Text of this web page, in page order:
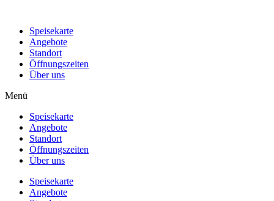
Speisekarte
Angebote
Standort
Öffnungszeiten
Über uns
Menü
Speisekarte
Angebote
Standort
Öffnungszeiten
Über uns
Speisekarte
Angebote